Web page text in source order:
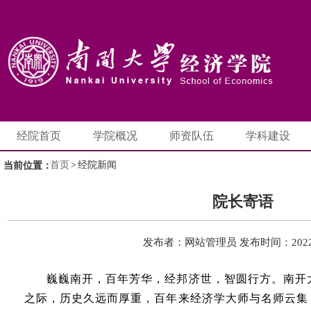
经院首页 学院概况 师资队伍 学科建设
当前位置：首页 > 经院新闻
院长寄语
发布者：网站管理员 发布时间：
巍巍南开，百年芳华，经邦济世，智圆行方。南开
之际，历史久远而厚重，百年来经济学大师与名师云